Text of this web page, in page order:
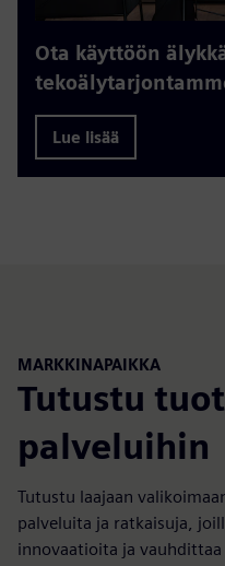
Ota käyttöön
Lue lisää
MARKKINAPAIKKA
Tutustu
palveluihin
Tutustu laajaan
palveluita ja ratkaisuja,
innovaatioita ja